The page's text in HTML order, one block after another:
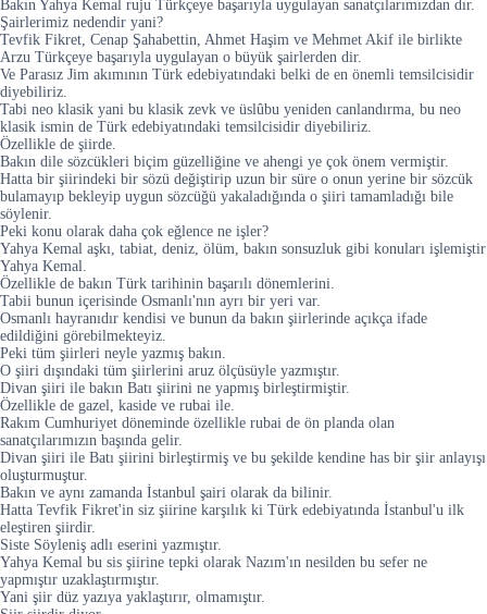
Bakın Yahya Kemal ruju Türkçeye başarıyla uygulayan sanatçılarımızdan dır.
Şairlerimiz nedendir yani?
Tevfik Fikret, Cenap Şahabettin, Ahmet Haşim ve Mehmet Akif ile birlikte
Arzu Türkçeye başarıyla uygulayan o büyük şairlerden dir.
Ve Parasız Jim akımının Türk edebiyatındaki belki de en önemli temsilcisidir
diyebiliriz.
Tabi neo klasik yani bu klasik zevk ve üslûbu yeniden canlandırma, bu neo
klasik ismin de Türk edebiyatındaki temsilcisidir diyebiliriz.
Özellikle de şiirde.
Bakın dile sözcükleri biçim güzelliğine ve ahengi ye çok önem vermiştir.
Hatta bir şiirindeki bir sözü değiştirip uzun bir süre o onun yerine bir sözcük
bulamayıp bekleyip uygun sözcüğü yakaladığında o şiiri tamamladığı bile
söylenir.
Peki konu olarak daha çok eğlence ne işler?
Yahya Kemal aşkı, tabiat, deniz, ölüm, bakın sonsuzluk gibi konuları işlemiştir
Yahya Kemal.
Özellikle de bakın Türk tarihinin başarılı dönemlerini.
Tabii bunun içerisinde Osmanlı'nın ayrı bir yeri var.
Osmanlı hayranıdır kendisi ve bunun da bakın şiirlerinde açıkça ifade
edildiğini görebilmekteyiz.
Peki tüm şiirleri neyle yazmış bakın.
O şiiri dışındaki tüm şiirlerini aruz ölçüsüyle yazmıştır.
Divan şiiri ile bakın Batı şiirini ne yapmış birleştirmiştir.
Özellikle de gazel, kaside ve rubai ile.
Rakım Cumhuriyet döneminde özellikle rubai de ön planda olan
sanatçılarımızın başında gelir.
Divan şiiri ile Batı şiirini birleştirmiş ve bu şekilde kendine has bir şiir anlayışı
oluşturmuştur.
Bakın ve aynı zamanda İstanbul şairi olarak da bilinir.
Hatta Tevfik Fikret'in siz şiirine karşılık ki Türk edebiyatında İstanbul'u ilk
eleştiren şiirdir.
Siste Söyleniş adlı eserini yazmıştır.
Yahya Kemal bu sis şiirine tepki olarak Nazım'ın nesilden bu sefer ne
yapmıştır uzaklaştırmıştır.
Yani şiir düz yazıya yaklaştırır, olmamıştır.